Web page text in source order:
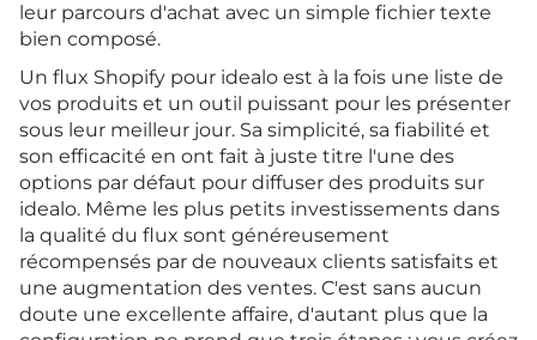
leur parcours d'achat avec un simple fichier texte
bien composé.
Un flux Shopify pour idealo est à la fois une liste de
vos produits et un outil puissant pour les présenter
sous leur meilleur jour. Sa simplicité, sa fiabilité et
son efficacité en ont fait à juste titre l'une des
options par défaut pour diffuser des produits sur
idealo. Même les plus petits investissements dans
la qualité du flux sont généreusement
récompensés par de nouveaux clients satisfaits et
une augmentation des ventes. C'est sans aucun
doute une excellente affaire, d'autant plus que la